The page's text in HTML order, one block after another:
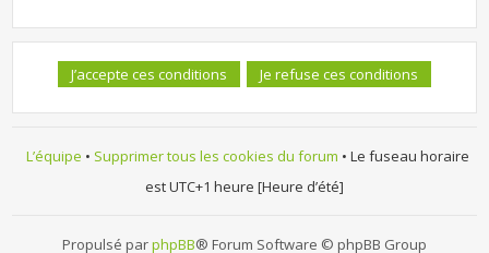
L’équipe • Supprimer tous les cookies du forum • Le fuseau horaire
est UTC+1 heure [Heure d’été]
Propulsé parphpBB® Forum Software © phpBB Group